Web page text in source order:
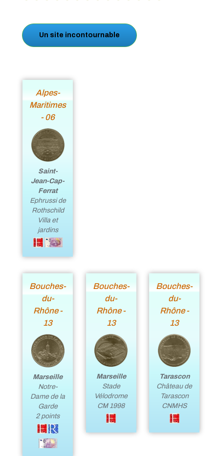
Un site incontournable
Alpes-
Maritimes
- 06
Saint-
Jean-Cap-
Ferrat
Ephrussi de
Rothschild
Villa et
jardins
Bouches-
du-
Rhône -
13
Marseille
Notre-
Dame de la
Garde
2 points
Bouches-
du-
Rhône -
13
Marseille
Stade
Vélodrome
CM 1998
Bouches-
du-
Rhône -
13
Tarascon
Château de
Tarascon
CNMHS